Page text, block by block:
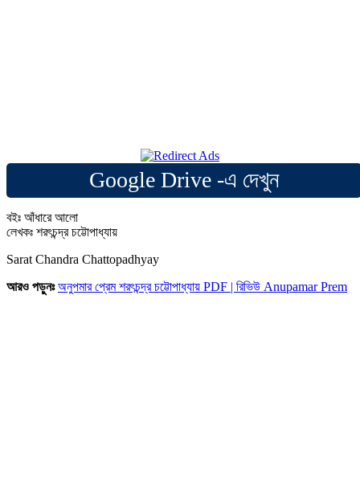
Google Drive -এ দেখুন
বইঃ আঁধারে আলো
লেখকঃ শরৎচন্দ্র চট্টোপাধ্যায়
Sarat Chandra Chattopadhyay
আরও পড়ুনঃঅনুপমার প্রেম শরৎচন্দ্র চট্টোপাধ্যায় PDF | রিভিউ Anupamar Prem